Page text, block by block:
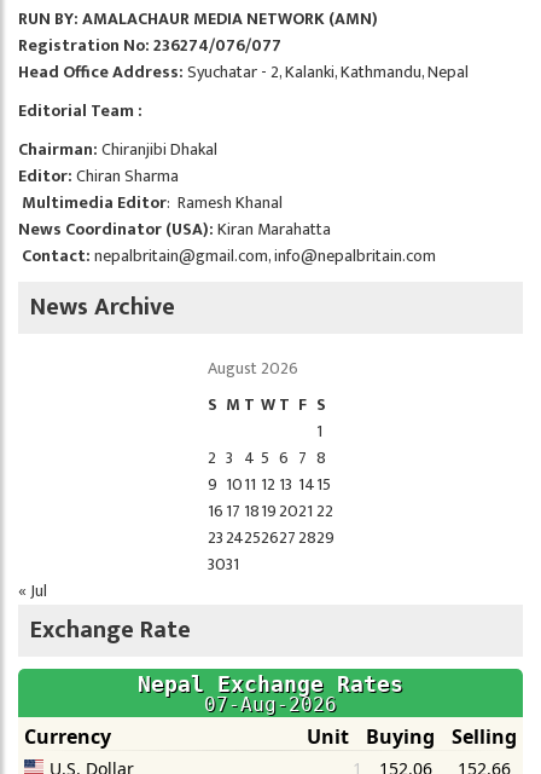
RUN BY: AMALACHAUR MEDIA NETWORK (AMN)
Registration No: 236274/076/077
Head Office Address:Syuchatar - 2, Kalanki, Kathmandu, Nepal
Editorial Team :
Chairman:Chiranjibi Dhakal
Editor:Chiran Sharma
Multimedia Editor: Ramesh Khanal
News Coordinator (USA):Kiran Marahatta
Contact:nepalbritain@gmail.com,info@nepalbritain.com
News Archive
August 2026
S M T WT F S
1
2 3 4 5 6 7 8
9 1011 12 13 1415
1617 1819202122
23242526272829
3031
« Jul
Exchange Rate